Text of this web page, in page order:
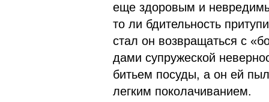
еще здоровым и
то ли бдительность
стал он возвращаться с
дами супружеской
битьем посуды, а он ей
легким поколачиванием.